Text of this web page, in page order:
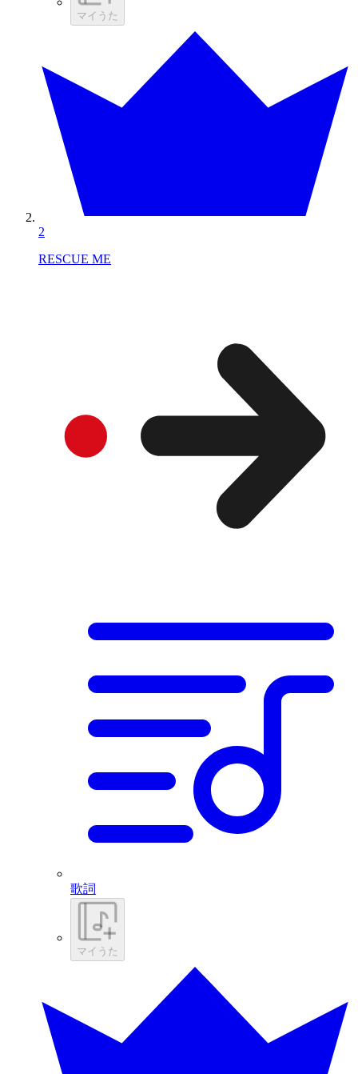
マイうた
2
RESCUE ME
歌詞
マイうた